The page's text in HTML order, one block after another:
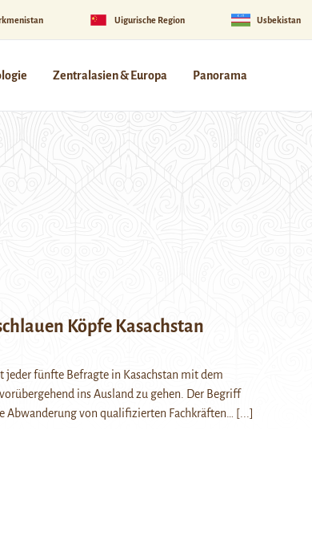
Uigurische Region Usbekistan
Zentralasien & Europa Panorama
Köpfe Kasachstan
jeder fünfte Befragte in Kasachstan mit dem
ins Ausland zu gehen. Der Begriff
Abwanderung von qualifizierten Fachkräften…
[...]